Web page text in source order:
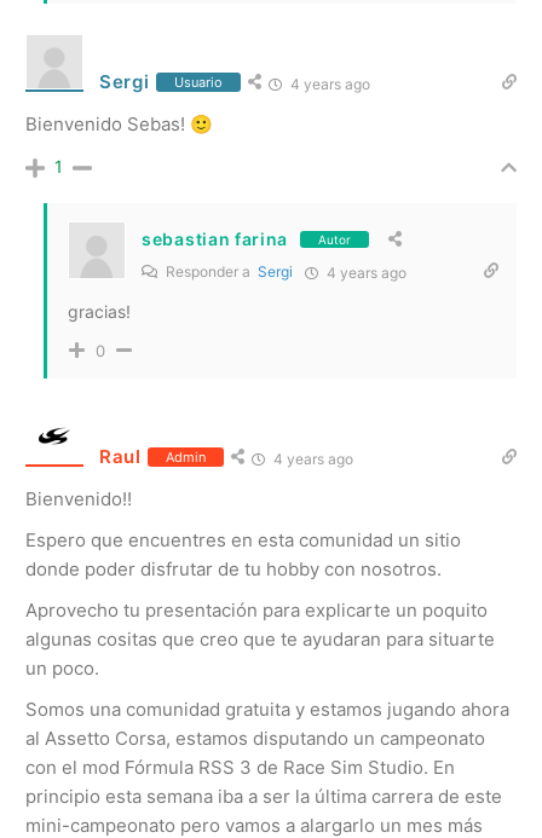
Sergi Usuario 4 years ago
Bienvenido Sebas! 🙂
1
sebastian farina Autor
Responder a Sergi 4 years ago
gracias!
0
Raul Admin 4 years ago
Bienvenido!!
Espero que encuentres en esta comunidad un sitio
donde poder disfrutar de tu hobby con nosotros.
Aprovecho tu presentación para explicarte un poquito
algunas cositas que creo que te ayudaran para situarte
un poco.
Somos una comunidad gratuita y estamos jugando ahora
al Assetto Corsa, estamos disputando un campeonato
con el mod Fórmula RSS 3 de Race Sim Studio. En
principio esta semana iba a ser la última carrera de este
mini-campeonato pero vamos a alargarlo un mes más